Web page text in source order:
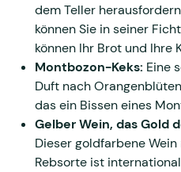
dem Teller
können Sie in seiner
können Ihr Brot und Ihre
Montbozon-Keks: Eine
Duft nach
das ein Bissen eines
Gelber Wein, das Gold
Dieser goldfarbene
Rebsorte ist